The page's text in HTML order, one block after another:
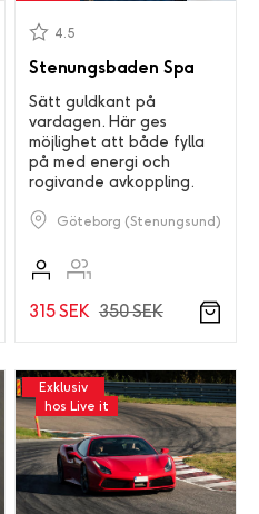
Stenungsbaden Spa
4.5
Sätt guldkant på
vardagen. Här ges
möjlighet att både fylla
på med energi och
rogivande avkoppling.
Göteborg (Stenungsund)
315 SEK 350 SEK
Exklusiv
hos Live it